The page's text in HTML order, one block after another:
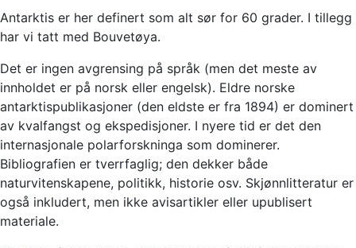
Antarktis er her definert som alt sør for 60 grader. I tillegg
har vi tatt med Bouvetøya.
Det er ingen avgrensing på språk (men det meste av
innholdet er på norsk eller engelsk). Eldre norske
antarktispublikasjoner (den eldste er fra 1894) er dominert
av kvalfangst og ekspedisjoner. I nyere tid er det den
internasjonale polarforskninga som dominerer.
Bibliografien er tverrfaglig; den dekker både
naturvitenskapene, politikk, historie osv. Skjønnlitteratur er
også inkludert, men ikke avisartikler eller upublisert
materiale.